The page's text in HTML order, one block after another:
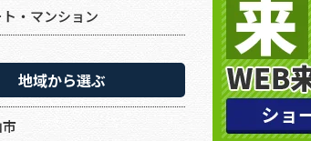
・マンション
地域から選ぶ